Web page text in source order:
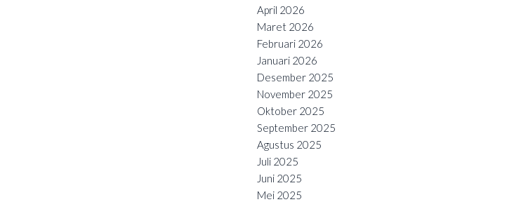
April 2026
Maret 2026
Februari 2026
Januari 2026
Desember 2025
November 2025
Oktober 2025
September 2025
Agustus 2025
Juli 2025
Juni 2025
Mei 2025